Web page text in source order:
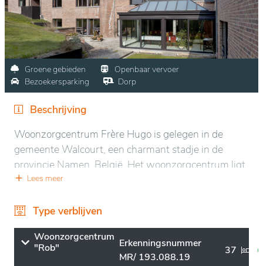
Groene gebieden
Openbaar vervoer
Bezoekersparking
Dorp
Beschrijving
Woonzorgcentrum Frère Hugo is gelegen in de
gemeente Walcourt, een charmant stadje in de
provincie Namen, België. Het woonzorgcentrum ligt
in een rustige, groene omgeving, ideaal voor
door uitgestrekte weiden, bossen en landelijke
landschappen, wat een serene en vredige sfeer biedt
aan de bewoners.
Lees meer
Type verblijven
Woonzorgcentrum
"Rob"
Erkenningsnummer
MR/ 193.088.19
37